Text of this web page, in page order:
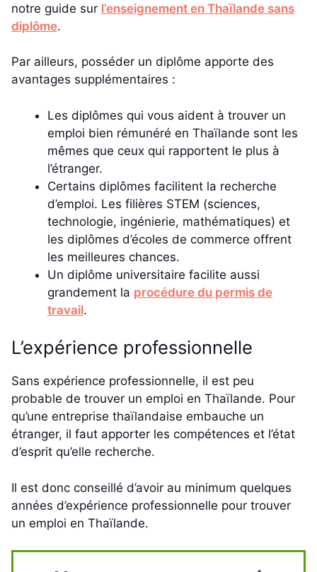
notre guide sur l’enseignement en Thaïlande sans
diplôme.
Par ailleurs, posséder un diplôme apporte des
avantages supplémentaires :
Les diplômes qui vous aident à trouver un
emploi bien rémunéré en Thaïlande sont les
mêmes que ceux qui rapportent le plus à
l’étranger.
Certains diplômes facilitent la recherche
d’emploi. Les filières STEM (sciences,
technologie, ingénierie, mathématiques) et
les diplômes d’écoles de commerce offrent
les meilleures chances.
Un diplôme universitaire facilite aussi
grandement la procédure du permis de
travail.
L’expérience professionnelle
Sans expérience professionnelle, il est peu
probable de trouver un emploi en Thaïlande. Pour
qu’une entreprise thaïlandaise embauche un
étranger, il faut apporter les compétences et l’état
d’esprit qu’elle recherche.
Il est donc conseillé d’avoir au minimum quelques
années d’expérience professionnelle pour trouver
un emploi en Thaïlande.